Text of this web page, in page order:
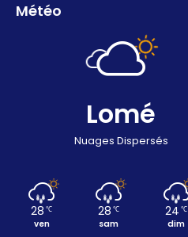
Météo
Lomé
Nuages Dispersés
28 ℃
ven
28 ℃
sam
24 ℃
dim